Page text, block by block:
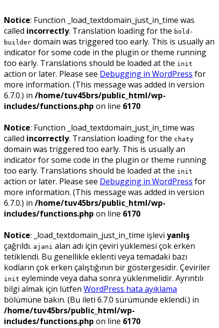
Notice: Function _load_textdomain_just_in_time was
called incorrectly. Translation loading for the bold-
builder domain was triggered too early. This is usually an
indicator for some code in the plugin or theme running
too early. Translations should be loaded at the init
action or later. Please see Debugging in WordPress for
more information. (This message was added in version
6.7.0.) in /home/tuv45brs/public_html/wp-
includes/functions.php on line 6170
Notice: Function _load_textdomain_just_in_time was
called incorrectly. Translation loading for the chaty
domain was triggered too early. This is usually an
indicator for some code in the plugin or theme running
too early. Translations should be loaded at the init
action or later. Please see Debugging in WordPress for
more information. (This message was added in version
6.7.0.) in /home/tuv45brs/public_html/wp-
includes/functions.php on line 6170
Notice: _load_textdomain_just_in_time işlevi yanlış
çağrıldı. ajani alan adı için çeviri yüklemesi çok erken
tetiklendi. Bu genellikle eklenti veya temadaki bazı
kodların çok erken çalıştığının bir göstergesidir. Çeviriler
init eyleminde veya daha sonra yüklenmelidir. Ayrıntılı
bilgi almak için lütfen WordPress hata ayıklama
bölümüne bakın. (Bu ileti 6.7.0 sürümünde eklendi.) in
/home/tuv45brs/public_html/wp-
includes/functions.php on line 6170